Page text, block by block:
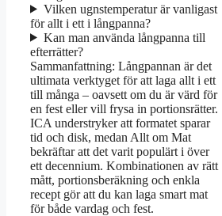
Vilken ugnstemperatur är vanligast
för allt i ett i långpanna?
Kan man använda långpanna till
efterrätter?
Sammanfattning: Långpannan är det
ultimata verktyget för att laga allt i ett
till många – oavsett om du är värd för
en fest eller vill frysa in portionsrätter.
ICA understryker att formatet sparar
tid och disk, medan Allt om Mat
bekräftar att det varit populärt i över
ett decennium. Kombinationen av rätt
mått, portionsberäkning och enkla
recept gör att du kan laga smart mat
för både vardag och fest.